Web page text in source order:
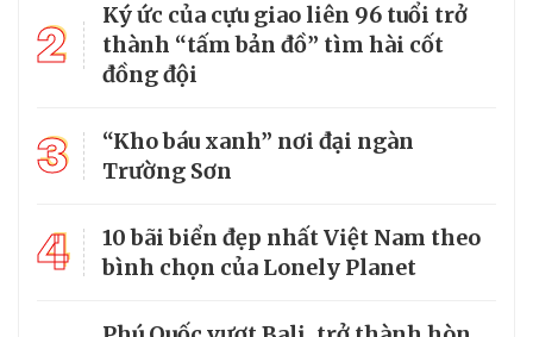
2
Ký ức của cựu giao liên 96 tuổi trở
thành “tấm bản đồ” tìm hài cốt
đồng đội
3
“Kho báu xanh” nơi đại ngàn
Trường Sơn
4
10 bãi biển đẹp nhất Việt Nam theo
bình chọn của Lonely Planet